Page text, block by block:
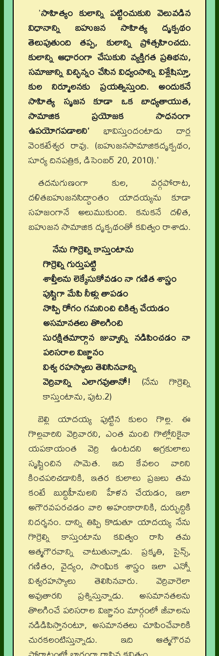
'సాహిత్యం కులాన్ని పట్టించుకుని వెలువడిన
విధానాన్ని బహుజన సాహిత్య దృక్పథం
తెలుపుతుంది తప్ప, కులాన్ని ప్రోత్సహించదు.
కులాన్ని ఆధారంగా చేసుకుని వ్యక్తిగత ప్రతిభను,
సమాజాన్ని విచ్ఛిన్నం చేసిన విధ్వంసాన్ని విశ్లేషిస్తూ,
కుల నిర్మూలనకు ప్రయత్నిస్తుంది. అందుకనే
సాహిత్య సృజన కూడా ఒక బాధ్యతాయుత,
సామాజిక ప్రయోజక సాధనంగా
ఉపయోగపడాలని’భావిస్తుందంటాడు దార్ల
వెంకటేశ్వర రావు. (బహుజనసామాజికదృక్పథం,
సూర్య దినపత్రిక, డిసెంబర్ 20, 2010).'
తదనుగుణంగా కుల, వర్గపోరాట,
దళితబహుజనసిద్ధాంతం యాదయ్యను కూడా
సహజంగానే అలుముకుంది. కనుకనే దళిత,
బహుజన సామాజిక దృక్పథంతో కవిత్వం రాశాడు.
నేను గొర్రెల్ని కాస్తుంటాను
గొర్రెల్ని గుర్తుపట్టి
శాల్తీలను లెక్కేసుకోవడం నా గణిత శాస్త్రం
పుష్టిగా మేపి నీళ్లు తాపడం
నొప్పి రోగం గమనించి చికిత్స చేయడం
అసమానతలు తొలగించి
సురక్షితమార్గాన జువ్వాన్ని నడిపించడం నా
పరిసరాల విజ్ఞానం
విశ్వ రహస్యాలు తెలిసినవాన్ని
వెర్రివాన్ని ఎలాగవుతానో! (నేను గొర్రెల్ని
కాస్తుంటాను, పుట.2)
బెల్లి యాదయ్య పుట్టిన కులం గొల్ల. ఈ
గొల్లవారిని వెర్రివారని, ఎంత మంచి గొల్లోనికైనా
యపకాయంత వెర్రి ఉంటదని అగ్రకులాలు
సృష్టించిన సామెత. ఇది కేవలం వారిని
కించపరిచడానికి, ఇతర కులాలు ప్రజలు తమ
కంటే బుద్ధిహీనులని హేళన చేయడం, ఇలా
అగౌరవపరచడం వారి అహంకారానికి, దుర్భుద్దికి
నిదర్శనం. దాన్ని తిప్పి కొడుతూ యాదయ్య నేను
గొర్రెల్ని కాస్తుంటాను కవిత్వం రాసి తమ
ఆత్మగౌరవాన్ని చాటుతున్నాడు. ప్రకృతి, సైన్స్,
గణితం, వైద్యం, సాంఘిక శాస్త్రం ఇలా ఎన్నో
విశ్వరహస్యాలు తెలిసినవారు. వెర్రివారెలా
అవుతారని ప్రశ్నిస్తున్నాడు. అసమానతలను
తొలగించే పరిసరాల విజ్ఞానం మార్గంలో జీవాలను
నడిడిపిస్తానంటూ, అసమానతలు చూపించేవారికి
చురకలంటిస్తున్నాడు. ఇది ఆత్మగౌరవ